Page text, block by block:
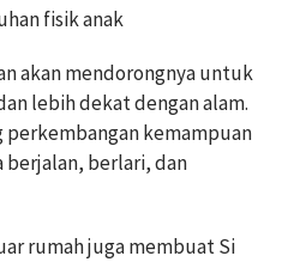
fisik anak
akan mendorongnya untuk
lebih dekat dengan alam.
perkembangan kemampuan
berjalan, berlari, dan
rumah juga membuat Si